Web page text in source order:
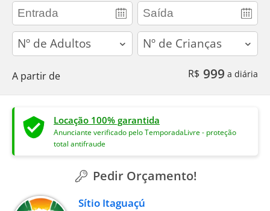
adults children
A partir de R$ 999 a diária
Locação 100% garantida
Anunciante verificado pelo TemporadaLivre - proteção
total antifraude
Pedir Orçamento!
Sítio Itaguaçú